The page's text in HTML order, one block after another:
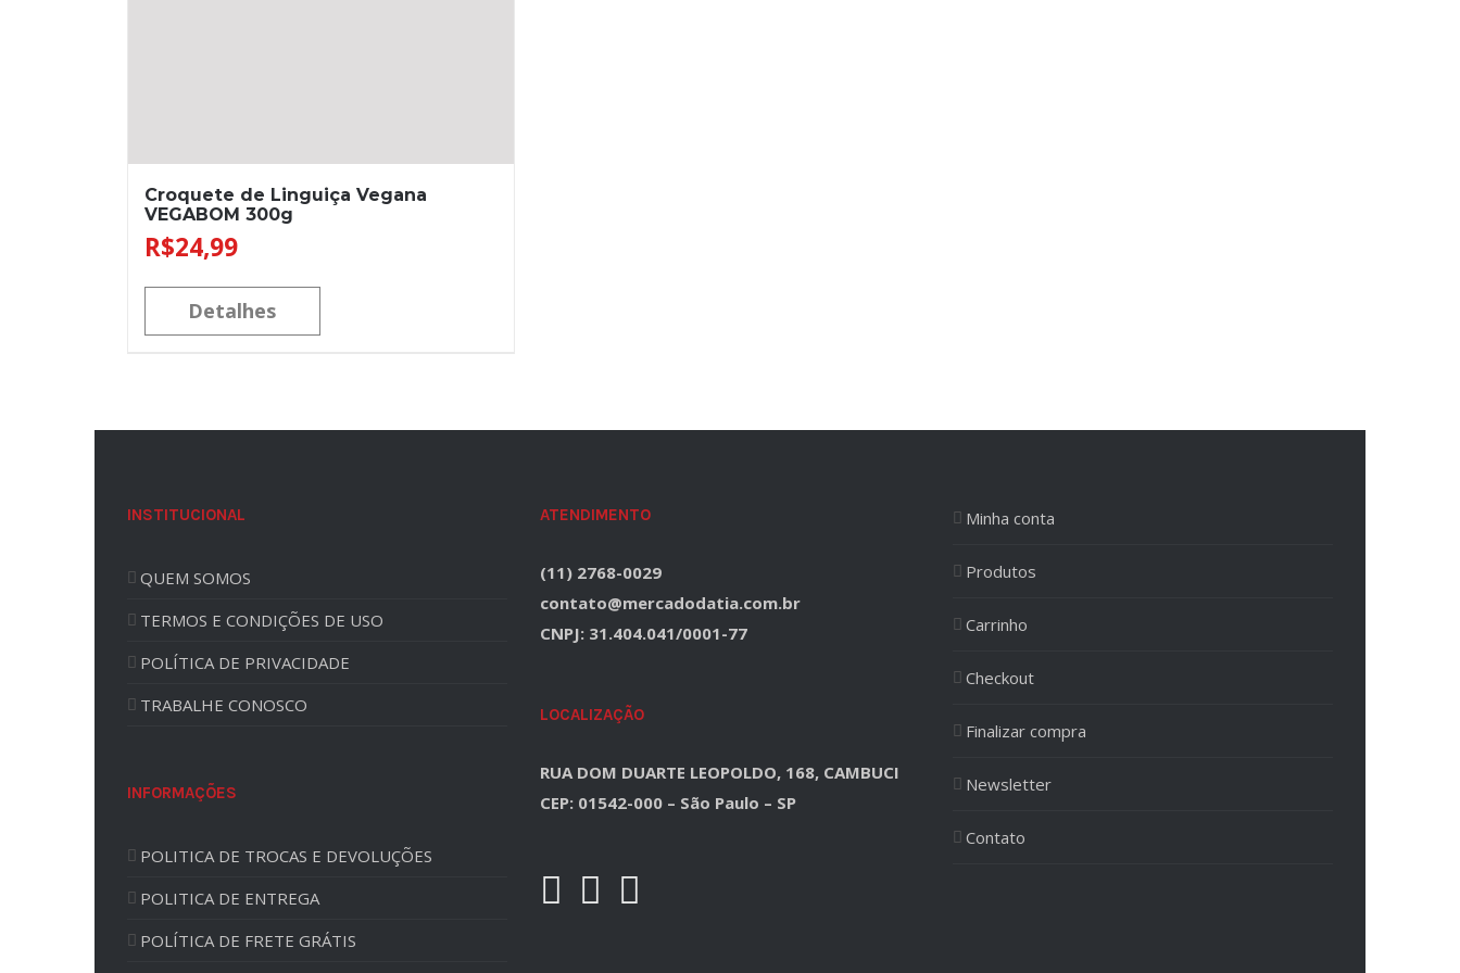
Croquete de Linguiça Vegana
VEGABOM 300g
R$24,99
Detalhes
INSTITUCIONAL
QUEM SOMOS
TERMOS E CONDIÇÕES DE USO
POLÍTICA DE PRIVACIDADE
TRABALHE CONOSCO
INFORMAÇÕES
POLITICA DE TROCAS E DEVOLUÇÕES
POLITICA DE ENTREGA
POLÍTICA DE FRETE GRÁTIS
ATENDIMENTO
(11) 2768-0029
contato@mercadodatia.com.br
CNPJ: 31.404.041/0001-77
LOCALIZAÇÃO
RUA DOM DUARTE LEOPOLDO, 168, CAMBUCI
CEP: 01542-000 – São Paulo – SP
Minha conta
Produtos
Carrinho
Checkout
Finalizar compra
Newsletter
Contato